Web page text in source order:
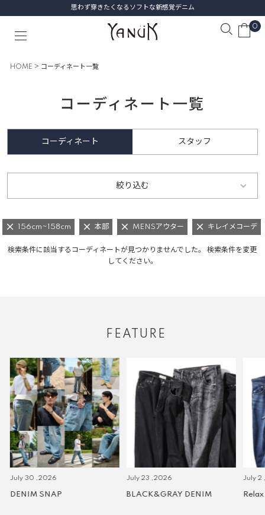
思わず穿きたくなるソフトな新感覚デニム
0
HOME コーディネート一覧
コーディネート一覧
コーディネート スタッフ
絞り込む
156cm~158cm 本部 MENSアウター キレイメコーデ
検索条件に該当するコーディネートが見つかりませんでした。 検索条件を変更
してください。
FEATURE
July 30 ,2026
DENIM SNAP
July 23 ,2026
BLACK&GRAY DENIM
July 2
Relax